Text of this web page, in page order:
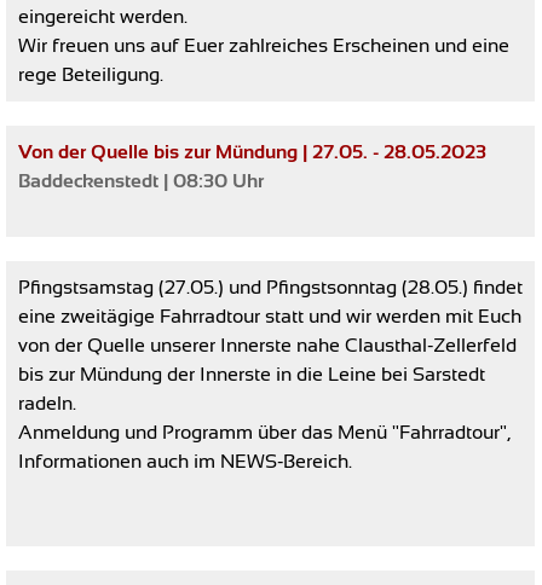
eingereicht werden.
Wir freuen uns auf Euer zahlreiches Erscheinen und eine
rege Beteiligung.
Von der Quelle bis zur Mündung | 27.05. - 28.05.2023
Baddeckenstedt | 08:30 Uhr
Pfingstsamstag (27.05.) und Pfingstsonntag (28.05.) findet
eine zweitägige Fahrradtour statt und wir werden mit Euch
von der Quelle unserer Innerste nahe Clausthal-Zellerfeld
bis zur Mündung der Innerste in die Leine bei Sarstedt
radeln.
Anmeldung und Programm über das Menü "Fahrradtour",
Informationen auch im NEWS-Bereich.